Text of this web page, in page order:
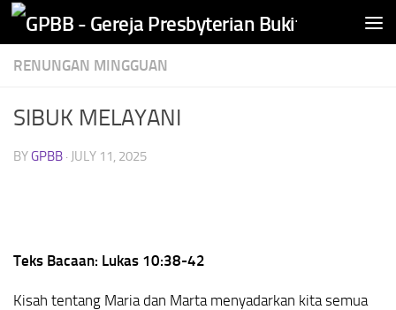
Skip to content
RENUNGAN MINGGUAN
SIBUK MELAYANI
BYGPBB · JULY 11, 2025
Teks Bacaan: Lukas 10:38-42
Kisah tentang Maria dan Marta menyadarkan kita semua